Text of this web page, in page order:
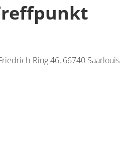
Ring 46, 66740 Saarlouis